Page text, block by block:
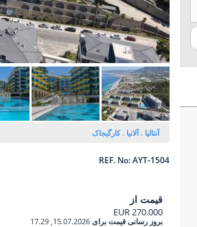
آنتالیا آلانیا کارگیجاک
REF. No: AYT-1504
قیمت از
270.000 EUR
بروز رسانی قیمت برای15.07.2026, 17.29